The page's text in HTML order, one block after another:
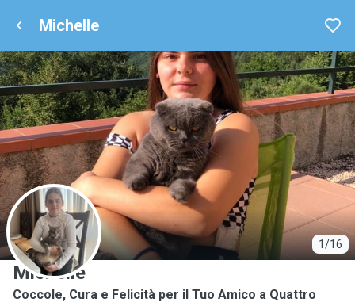
Michelle
1/16
M
Michelle
Coccole, Cura e Felicità per il Tuo Amico a Quattro